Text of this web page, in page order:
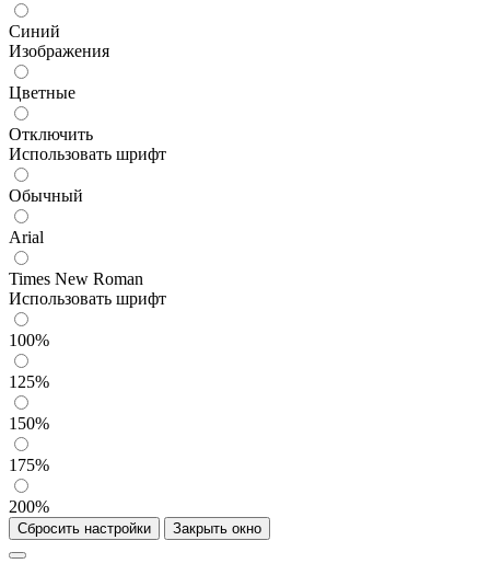
Синий
Изображения
Цветные
Отключить
Использовать шрифт
Обычный
Arial
Times New Roman
Использовать шрифт
100%
125%
150%
175%
200%
Сбросить настройки Закрыть окно